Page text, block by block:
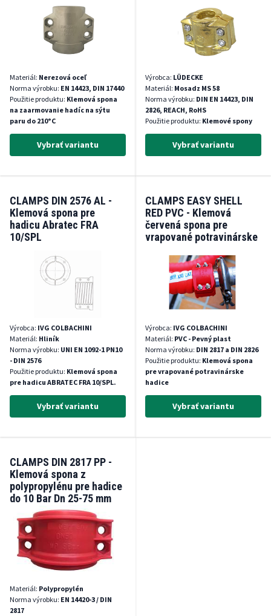
Materiál: Nerezová oceľ
Norma výrobku: EN 14423, DIN 17440
Použitie produktu: Klemová spona
na zaarmovanie hadíc na sýtu
paru do 210°C
Vybrať variantu
Výrobca: LÜDECKE
Materiál: Mosadz MS 58
Norma výrobku: DIN EN 14423, DIN
2826, REACH, RoHS
Použitie produktu: Klemové spony
Vybrať variantu
CLAMPS DIN 2576 AL -
Klemová spona pre
hadicu Abratec FRA
10/SPL
Výrobca: IVG COLBACHINI
Materiál: Hliník
Norma výrobku: UNI EN 1092-1 PN10
- DIN 2576
Použitie produktu: Klemová spona
pre hadicu ABRATEC FRA 10/SPL.
Vybrať variantu
CLAMPS EASY SHELL
RED PVC - Klemová
červená spona pre
vrapované potravinárske
Výrobca: IVG COLBACHINI
Materiál: PVC - Pevný plast
Norma výrobku: DIN 2817 a DIN 2826
Použitie produktu: Klemová spona
pre vrapované potravinárske
hadice
Vybrať variantu
CLAMPS DIN 2817 PP -
Klemová spona z
polypropylénu pre hadice
do 10 Bar Dn 25-75 mm
Materiál: Polypropylén
Norma výrobku: EN 14420-3 / DIN
2817